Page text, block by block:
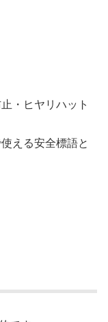
・ヒヤリハット
える安全標語と